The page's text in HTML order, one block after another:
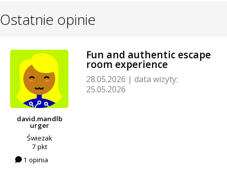
Ostatnie opinie
david.mandlb
urger
Świeżak
7 pkt
1 opinia
Fun and authentic escape
room experience
28.05.2026 | data wizyty:
25.05.2026